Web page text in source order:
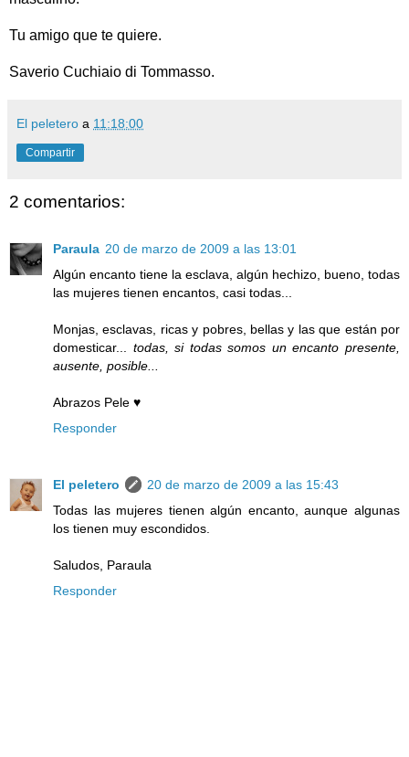
Tu amigo que te quiere.
Saverio Cuchiaio di Tommasso.
El peletero a 11:18:00
Compartir
2 comentarios:
Paraula 20 de marzo de 2009 a las 13:01
Algún encanto tiene la esclava, algún hechizo, bueno, todas
las mujeres tienen encantos, casi todas...
Monjas, esclavas, ricas y pobres, bellas y las que están por
domesticar...
todas, si todas somos un encanto presente,
ausente, posible...
Abrazos Pele ♥
Responder
El peletero
20 de marzo de 2009 a las 15:43
Todas las mujeres tienen algún encanto, aunque algunas
los tienen muy escondidos.
Saludos, Paraula
Responder